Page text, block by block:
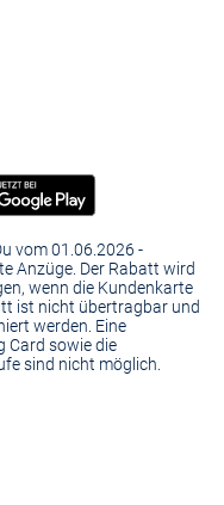
vom 01.06.2026 -
Anzüge. Der Rabatt wird
wenn die Kundenkarte
ist nicht übertragbar und
werden. Eine
Card sowie die
sind nicht möglich.